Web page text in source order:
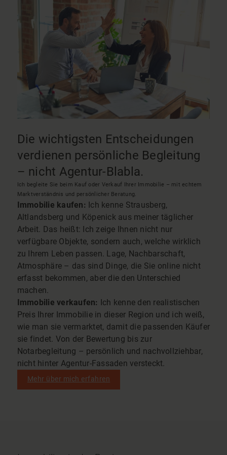
Die wichtigsten Entscheidungen
verdienen persönliche Begleitung
– nicht Agentur-Blabla.
Ich begleite Sie beim Kauf oder Verkauf Ihrer Immobilie – mit echtem
Marktverständnis und persönlicher Beratung.
Immobilie kaufen: Ich kenne Strausberg,
Altlandsberg und Köpenick aus meiner täglicher
Arbeit. Das heißt: Ich zeige Ihnen nicht nur
verfügbare Objekte, sondern auch, welche wirklich
zu Ihrem Leben passen. Lage, Nachbarschaft,
Atmosphäre – das sind Dinge, die Sie online nicht
erfasst bekommen, aber die den Unterschied
machen.
Immobilie verkaufen:
Ich kenne den realistischen
Preis Ihrer Immobilie in dieser Region und ich weiß,
wie man sie vermarktet, damit die passenden Käufer
sie findet. Von der Bewertung bis zur
Notarbegleitung – persönlich und nachvollziehbar,
nicht hinter Agentur-Fassaden versteckt.
Mehr über mich erfahren